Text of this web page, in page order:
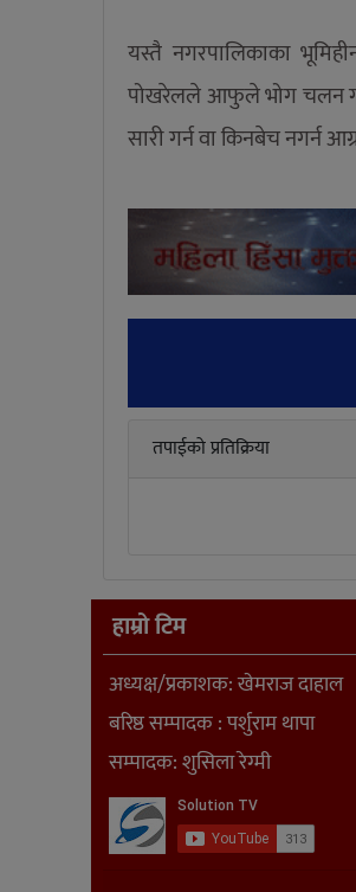
यस्तै नगरपालिकाका
पोखरेलले आफुले भोग चलन
सारी गर्न वा किनबेच नगर्न
तपाईको प्रतिक्रिया
हाम्रो टिम
अध्यक्ष/प्रकाशक: खेमराज दाहाल
बरिष्ठ सम्पादक : पर्शुराम थापा
सम्पादक: शुसिला रेग्मी